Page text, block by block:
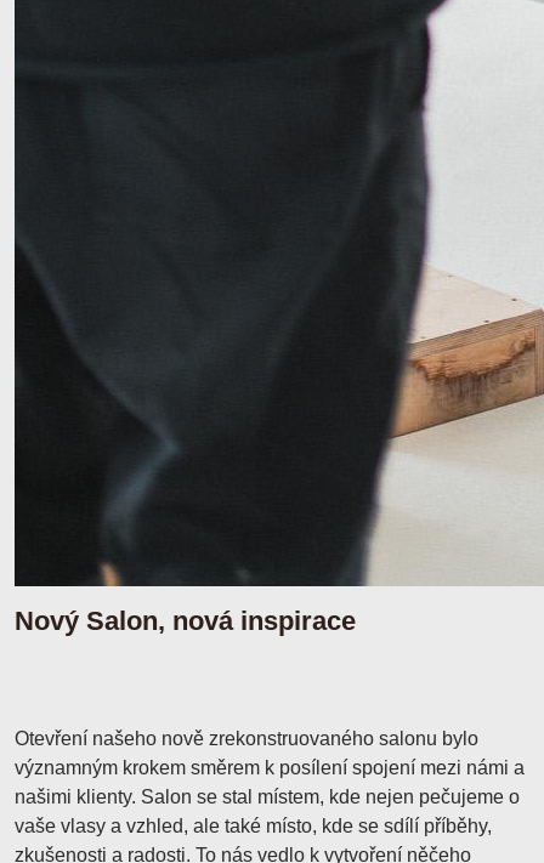
Nový Salon, nová inspirace
Otevření našeho nově zrekonstruovaného salonu bylo
významným krokem směrem k posílení spojení mezi námi a
našimi klienty. Salon se stal místem, kde nejen pečujeme o
vaše vlasy a vzhled, ale také místo, kde se sdílí příběhy,
zkušenosti a radosti. To nás vedlo k vytvoření něčeho